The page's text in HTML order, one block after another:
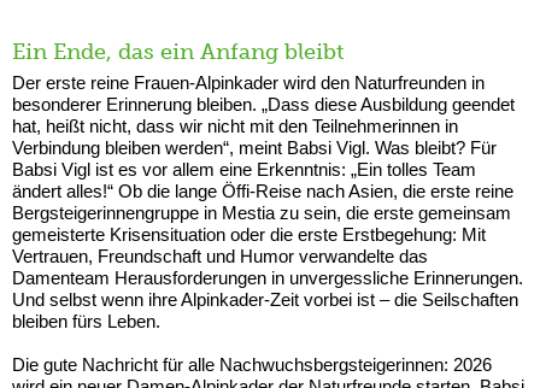
Ein Ende, das ein Anfang bleibt
Der erste reine Frauen-Alpinkader wird den Naturfreunden in
besonderer Erinnerung bleiben. „Dass diese Ausbildung geendet
hat, heißt nicht, dass wir nicht mit den Teilnehmerinnen in
Verbindung bleiben werden“, meint Babsi Vigl. Was bleibt? Für
Babsi Vigl ist es vor allem eine Erkenntnis: „Ein tolles Team
ändert alles!“ Ob die lange Öffi-Reise nach Asien, die erste reine
Bergsteigerinnengruppe in Mestia zu sein, die erste gemeinsam
gemeisterte Krisensituation oder die erste Erstbegehung: Mit
Vertrauen, Freundschaft und Humor verwandelte das
Damenteam Herausforderungen in unvergessliche Erinnerungen.
Und selbst wenn ihre Alpinkader-Zeit vorbei ist – die Seilschaften
bleiben fürs Leben.
Die gute Nachricht für alle Nachwuchsbergsteigerinnen: 2026